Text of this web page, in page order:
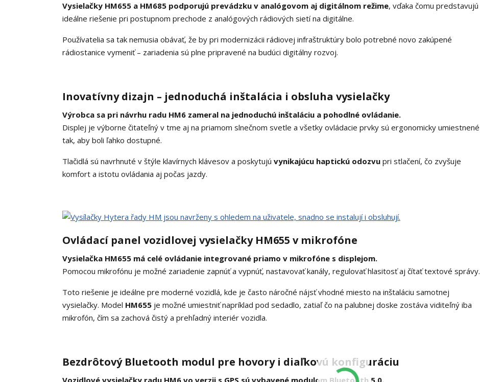
Vysielačky HM655 a HM685 podporujú prevádzku v analógovom aj digitálnom režime, vďaka čomu predstavujú
ideálne riešenie pri postupnom prechode z analógových rádiových sietí na digitálne.
Používatelia sa tak nemusia obávať, že by pri modernizácii rádiovej infraštruktúry bolo potrebné novo zakúpené
rádiostanice vymeniť – zariadenia sú plne pripravené na budúci digitálny rozvoj.
Inovatívny dizajn – jednoduchá inštalácia i obsluha vysielačky
Výrobca sa pri návrhu radu HM6 zameral na jednoduchú inštaláciu a pohodlné ovládanie.
Displej je výborne čitateľný v tme aj na priamom slnečnom svetle a všetky ovládacie prvky sú ergonomicky umiestnené
tak, aby boli ľahko dostupné.
Tlačidlá sú navrhnuté v štýle klavírnych klávesov a poskytujú vynikajúcu haptickú odozvu pri stlačení, čo zvyšuje
komfort a istotu ovládania aj počas jazdy.
Ovládací panel vozidlovej vysielačky HM655 v mikrofóne
Vysielačka HM655 má celé ovládanie integrované priamo v mikrofóne s displejom.
Pomocou mikrofónu je možné zariadenie zapnúť a vypnúť, nastavovať kanály, regulovať hlasitosť aj čítať textové správy.
Toto riešenie je ideálne pre moderné vozidlá, kde je často náročné nájsť vhodné miesto na inštaláciu samotnej
vysielačky. Model HM655 je možné umiestniť napríklad pod sedadlo, zatiaľ čo na palubnej doske zostáva viditeľný iba
mikrofón, čím sa zachová čistý a prehľadný interiér vozidla.
Bezdrôtový Bluetooth modul pre hovory i diaľkovú konfiguráciu
Vozidlové vysielačky radu HM6 vo verzii s GPS sú vybavené modulom Bluetooth 5.0.